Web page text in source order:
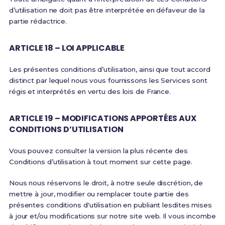
d’utilisation ne doit pas être interprétée en défaveur de la
partie rédactrice.
ARTICLE 18 – LOI APPLICABLE
Les présentes conditions d’utilisation, ainsi que tout accord
distinct par lequel nous vous fournissons les Services sont
régis et interprétés en vertu des lois de France.
ARTICLE 19 – MODIFICATIONS APPORTÉES AUX
CONDITIONS D’UTILISATION
Vous pouvez consulter la version la plus récente des
Conditions d’utilisation à tout moment sur cette page.
Nous nous réservons le droit, à notre seule discrétion, de
mettre à jour, modifier ou remplacer toute partie des
présentes conditions d'utilisation en publiant lesdites mises
à jour et/ou modifications sur notre site web. Il vous incombe